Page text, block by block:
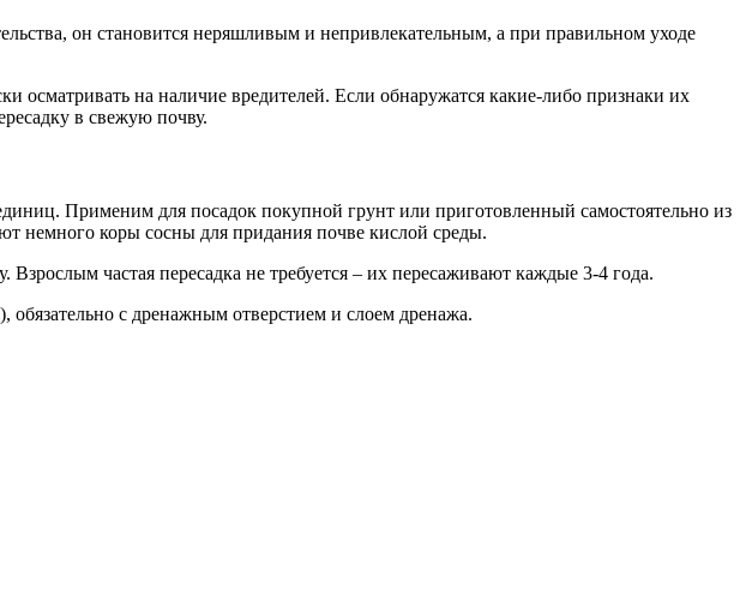
он становится неряшливым и непривлекательным, а при правильном уходе
осматривать на наличие вредителей. Если обнаружатся какие-либо признаки их
в свежую почву.
Применим для посадок покупной грунт или приготовленный самостоятельно из
немного коры сосны для придания почве кислой среды.
частая пересадка не требуется – их пересаживают каждые 3-4 года.
с дренажным отверстием и слоем дренажа.